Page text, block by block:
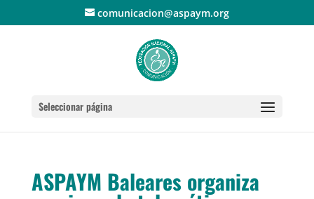
comunicacion@aspaym.org
Seleccionar página
ASPAYM Baleares organiza